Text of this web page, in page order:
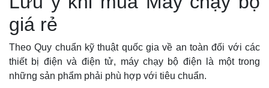
giá rẻ
Theo Quy chuẩn kỹ thuật quốc gia về an toàn đối với các
thiết bị điện và điện tử, máy chạy bộ điện là một trong
những sản phẩm phải phù hợp với tiêu chuẩn.